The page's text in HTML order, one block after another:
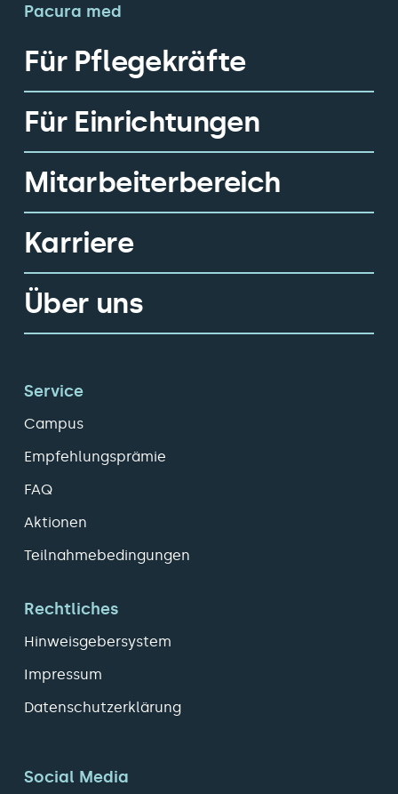
Pacura med
Für Pflegekräfte
Für Einrichtungen
Mitarbeiterbereich
Karriere
Über uns
Service
Campus
Empfehlungsprämie
FAQ
Aktionen
Teilnahmebedingungen
Rechtliches
Hinweisgebersystem
Impressum
Datenschutzerklärung
Social Media